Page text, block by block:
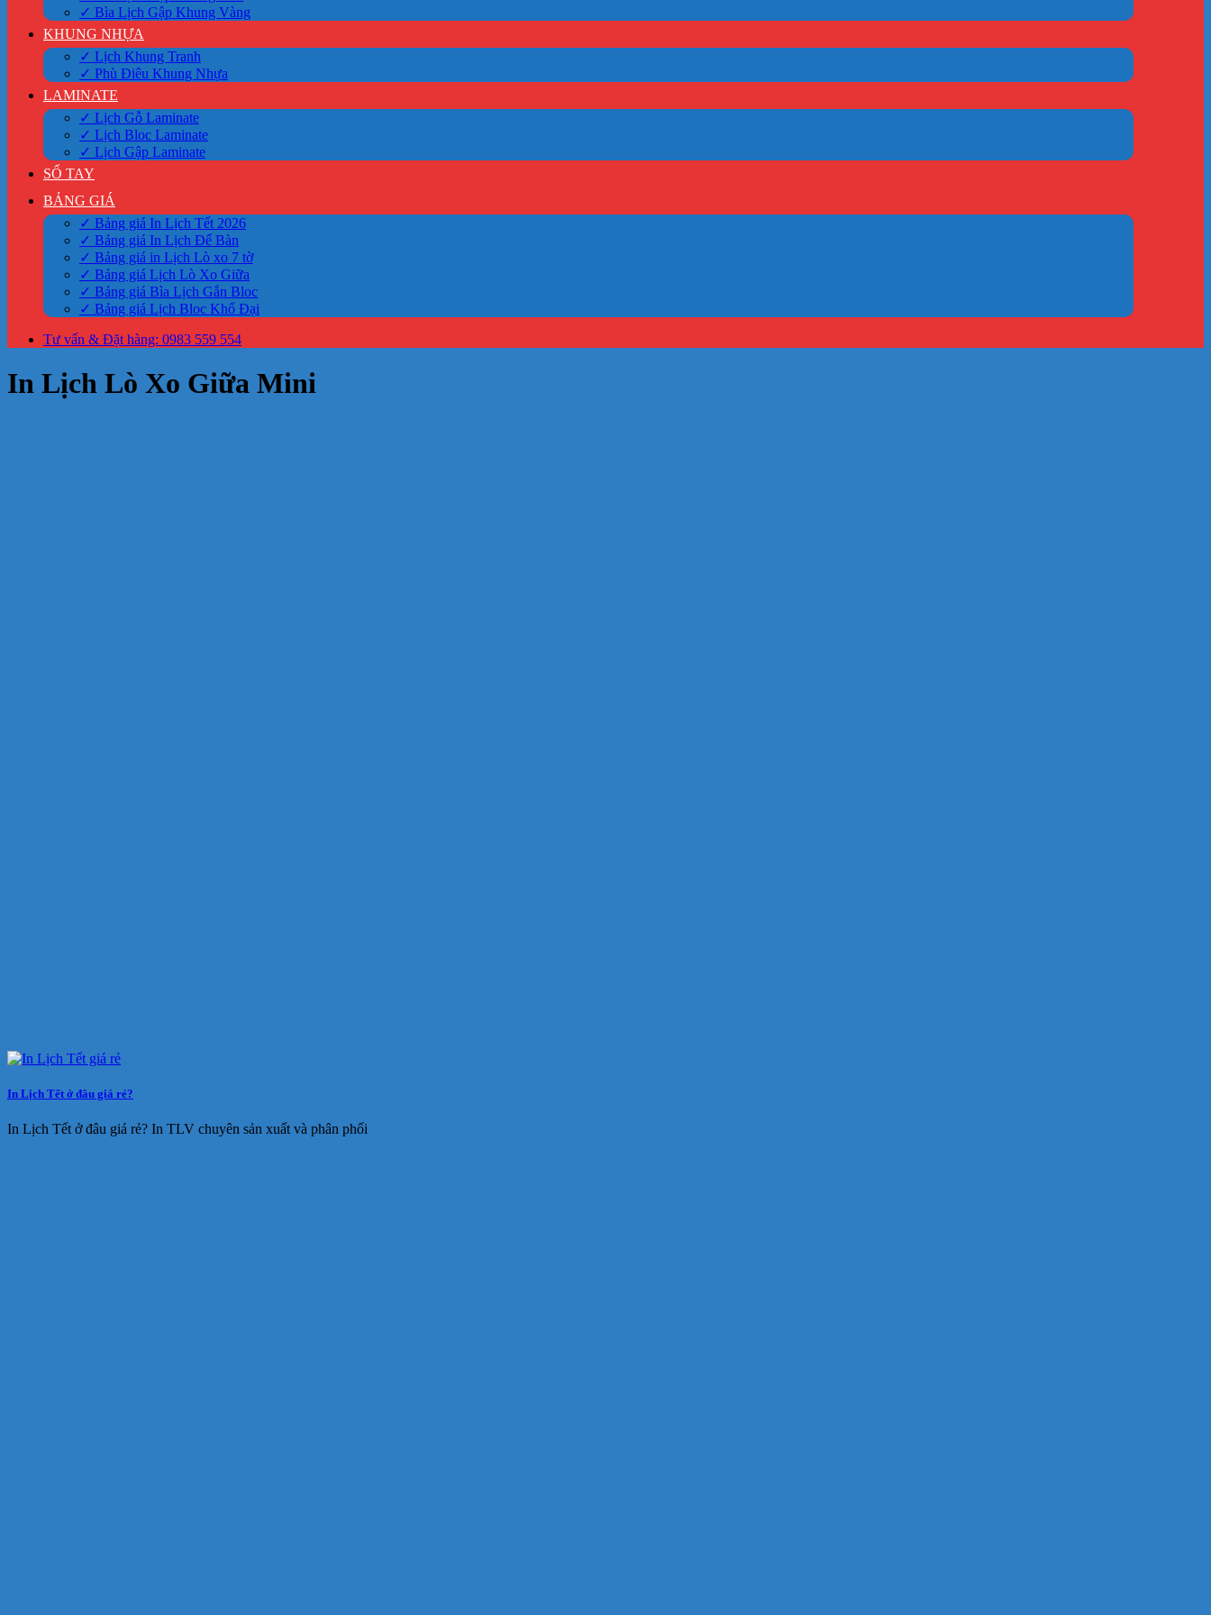
✓ Bìa Lịch Gập Khung Vàng
KHUNG NHỰA
✓ Lịch Khung Tranh
✓ Phù Điêu Khung Nhựa
LAMINATE
✓ Lịch Gỗ Laminate
✓ Lịch Bloc Laminate
✓ Lịch Gập Laminate
SỔ TAY
BẢNG GIÁ
✓ Bảng giá In Lịch Tết 2026
✓ Bảng giá In Lịch Để Bàn
✓ Bảng giá in Lịch Lò xo 7 tờ
✓ Bảng giá Lịch Lò Xo Giữa
✓ Bảng giá Bìa Lịch Gắn Bloc
✓ Bảng giá Lịch Bloc Khổ Đại
Tư vấn & Đặt hàng: 0983 559 554
In Lịch Lò Xo Giữa Mini
In Lịch Tết ở đâu giá rẻ?
In Lịch Tết ở đâu giá rẻ? In TLV chuyên sản xuất và phân phối